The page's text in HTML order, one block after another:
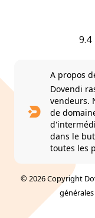
9.4
A propos
Dovendi
vendeurs.
de
dans le
toutes les
© 2026 Copyright
générales